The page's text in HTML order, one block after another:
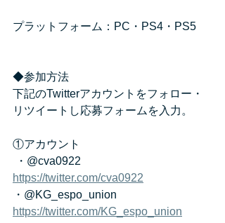
プラットフォーム：PC・PS4・PS5
◆参加方法
下記のTwitterアカウントをフォロー・
リツイートし応募フォームを入力。
①アカウント
・@cva0922
https://twitter.com/cva0922
・@KG_espo_union
https://twitter.com/KG_espo_union